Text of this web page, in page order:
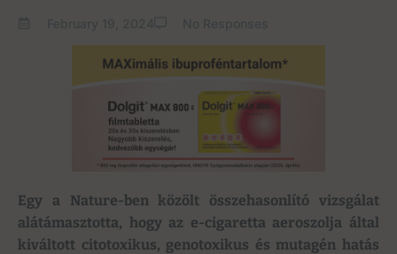
Egy a Nature-ben közölt összehasonlító vizsgálat
alátámasztotta, hogy az e-cigaretta aeroszolja által
kiváltott citotoxikus, genotoxikus és mutagén hatás